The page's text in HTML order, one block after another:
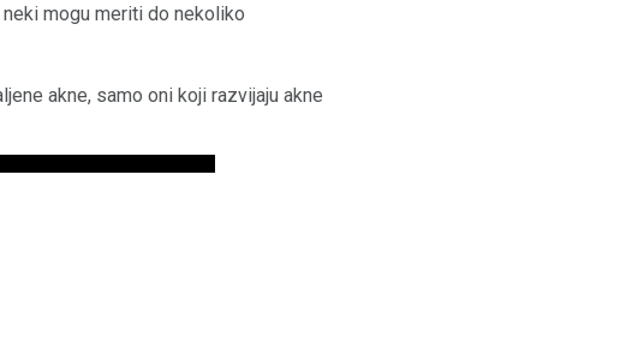
mogu meriti do nekoliko
akne, samo oni koji razvijaju akne